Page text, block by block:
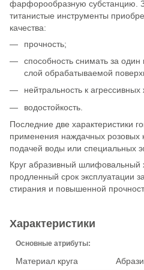
фарфорообразную субстанцию.
титанистые инструменты
качества:
прочность;
способность снимать за
слой обрабатываемой
нейтральность к агрессивных
водостойкость.
Последние две характеристики
применения наждачных розовых
подачей воды или специальных
Круг абразивный шлифовальный
продленный срок эксплуатации
стирания и повышенной
Характеристики
Основные атрибуты:
Материал круга